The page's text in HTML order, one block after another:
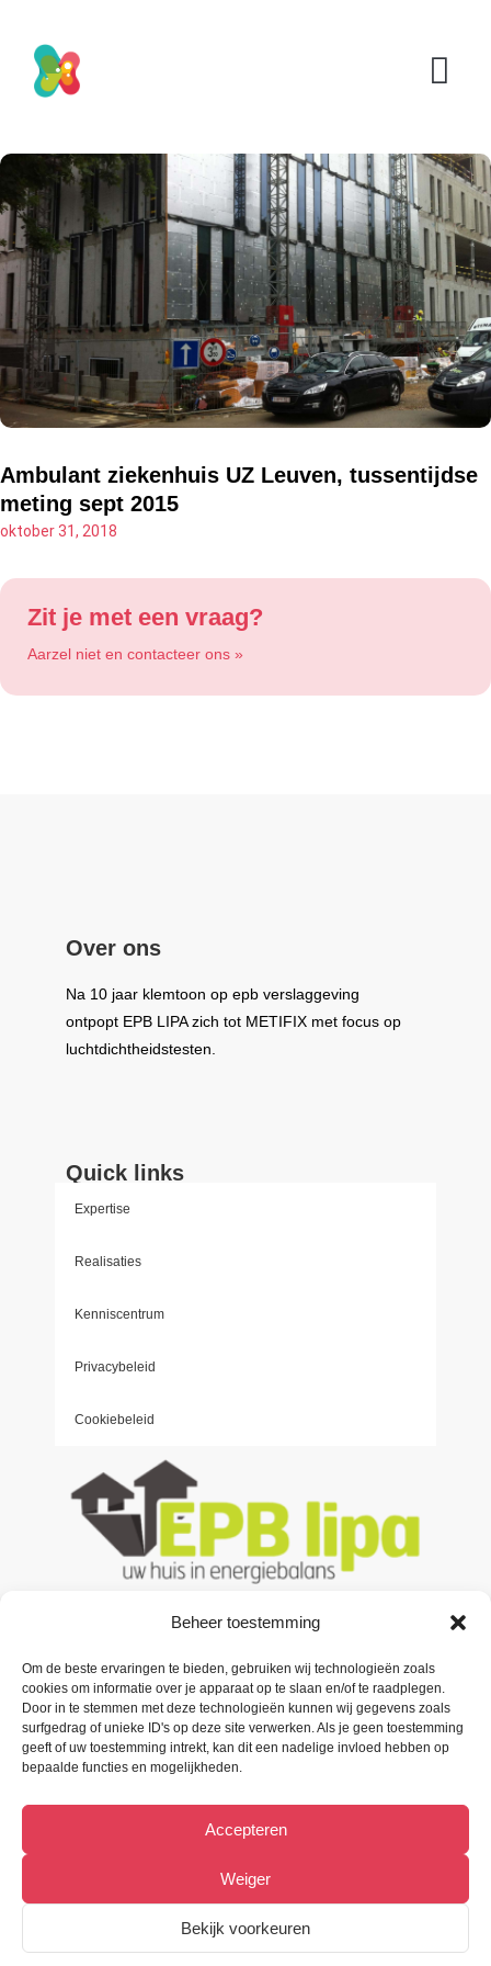
Beheer toestemming
Om de beste ervaringen te bieden, gebruiken wij technologieën zoals
cookies om informatie over je apparaat op te slaan en/of te raadplegen.
Door in te stemmen met deze technologieën kunnen wij gegevens zoals
surfgedrag of unieke ID's op deze site verwerken. Als je geen toestemming
geeft of uw toestemming intrekt, kan dit een nadelige invloed hebben op
bepaalde functies en mogelijkheden.
Accepteren
Weiger
Bekijk voorkeuren
Ambulant ziekenhuis UZ Leuven, tussentijdse
meting sept 2015
oktober 31, 2018
Zit je met een vraag?
Aarzel niet en contacteer ons »
Over ons
Na 10 jaar klemtoon op epb verslaggeving
ontpopt EPB LIPAzich tot METIFIX met focus op
luchtdichtheidstesten.
Quick links
Expertise
Realisaties
Kenniscentrum
Privacybeleid
Cookiebeleid
Contacteer ons
Oude Baan 3 B1,
9200 Oudegem (Dendermonde).
BTW 0832.896.339
Bekijk Facebookpagina